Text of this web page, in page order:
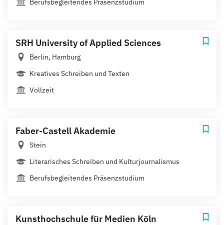
Berufsbegleitendes Präsenzstudium
SRH University of Applied Sciences
Berlin, Hamburg
Kreatives Schreiben und Texten
Vollzeit
Faber-Castell Akademie
Stein
Literarisches Schreiben und Kulturjournalismus
Berufsbegleitendes Präsenzstudium
Kunsthochschule für Medien Köln